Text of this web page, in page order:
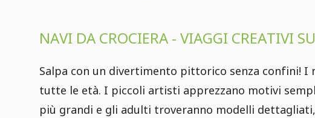
NAVI DA CROCIERA - VIAGGI CREATIVI
Salpa con un divertimento pittorico senza confini! I
tutte le età. I piccoli artisti apprezzano motivi
più grandi e gli adulti troveranno modelli